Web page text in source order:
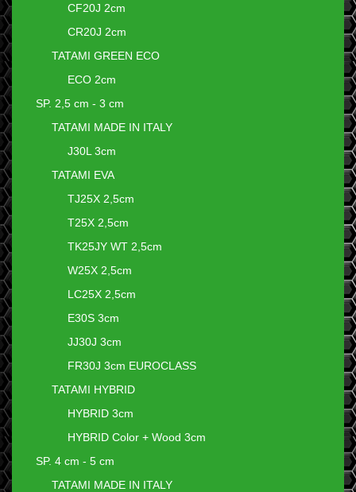
CF20J 2cm
CR20J 2cm
TATAMI GREEN ECO
ECO 2cm
SP. 2,5 cm - 3 cm
TATAMI MADE IN ITALY
J30L 3cm
TATAMI EVA
TJ25X 2,5cm
T25X 2,5cm
TK25JY WT 2,5cm
W25X 2,5cm
LC25X 2,5cm
E30S 3cm
JJ30J 3cm
FR30J 3cm EUROCLASS
TATAMI HYBRID
HYBRID 3cm
HYBRID Color + Wood 3cm
SP. 4 cm - 5 cm
TATAMI MADE IN ITALY